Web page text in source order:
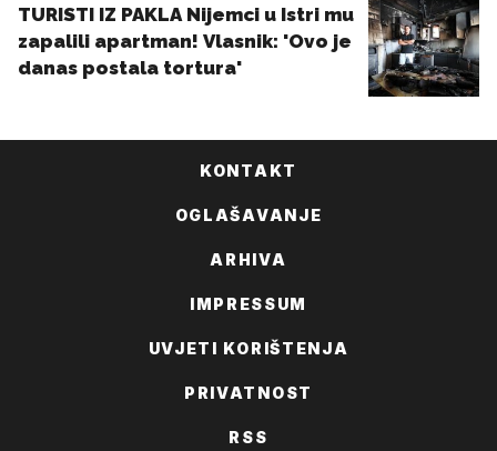
KONTAKT
OGLAŠAVANJE
ARHIVA
IMPRESSUM
UVJETI KORIŠTENJA
PRIVATNOST
RSS